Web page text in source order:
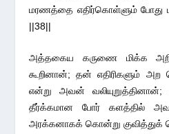
மரணத்தை எதிர்கொள்ளும் போது
||38||
அத்தகைய கருணை மிக்க
கூறினான்; தன் எதிரிகளும் அற
என்று அவன்
தீர்க்கமான போர் களத்தில்
அரக்கனாகக் கொன்று குவித்துக்